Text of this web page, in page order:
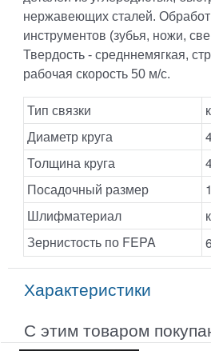
нержавеющих сталей.
инструментов (зубья, ножи,
Твердость - средннемягкая,
рабочая скорость 50 м/с.
Тип связки
Диаметр круга
Толщина круга
Посадочный размер
Шлифматериал
Зернистость по FEPA
Характеристики
С этим товаром